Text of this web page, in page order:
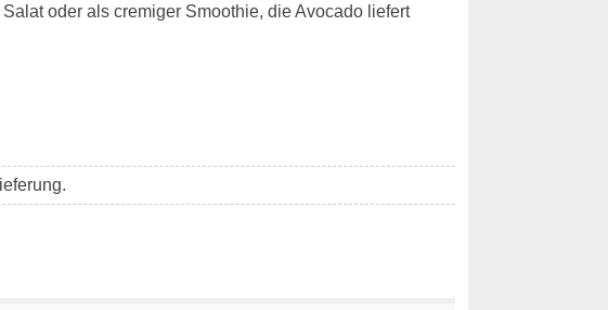
oder als cremiger Smoothie, die Avocado liefert